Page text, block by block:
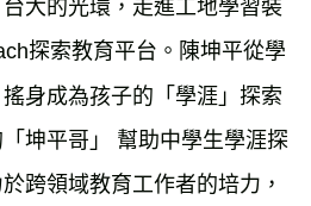
的光環，走進工地學習裝
探索教育平台。陳坤平從學
身成為孩子的「學涯」探索
坤平哥」 幫助中學生學涯探
跨領域教育工作者的培力，